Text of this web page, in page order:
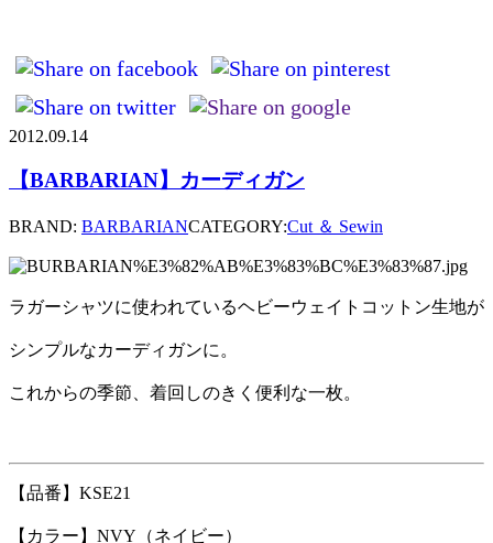
2012.09.14
【BARBARIAN】カーディガン
BRAND: BARBARIANCATEGORY:Cut ＆ Sewin
ラガーシャツに使われているヘビーウェイトコットン生地が
シンプルなカーディガンに。
これからの季節、着回しのきく便利な一枚。
【品番】KSE21
【カラー】NVY（ネイビー）